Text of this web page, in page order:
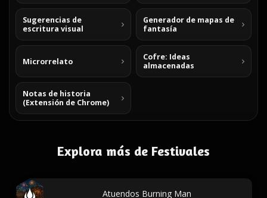
Sugerencias de
escritura visual
Generador de mapas de
fantasía
Microrrelato
Cofre: Ideas
almacenadas
Notas de historia
(Extensión de Chrome)
Explora más de Festivales
Atuendos Burning Man